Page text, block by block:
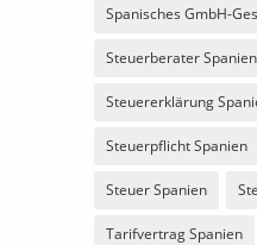
Spanisches GmbH-
Steuerberater Spanien
Steuererklärung
Steuerpflicht Spanien
Steuer Spanien
Tarifvertrag Spanien